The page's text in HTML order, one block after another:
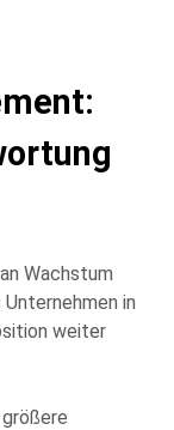
Wachstum
in
weiter